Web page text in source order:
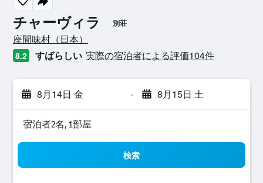
チャーヴィラ 別荘
0​クラス評価
座間味村​（日本​）​
8.2 すばらしい 実際の宿泊者による評価104​件
8月14日 金 - 8月15日 土
宿泊者2名, 1​部屋
検索